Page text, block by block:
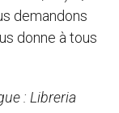
demandons
donne à tous
: Libreria